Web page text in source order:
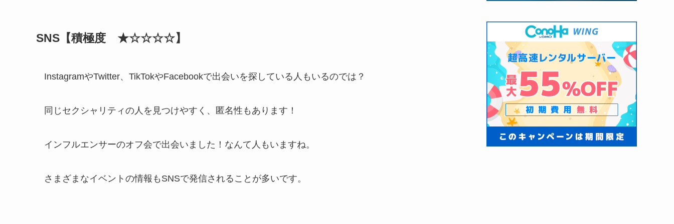
SNS【積極度 ★☆☆☆☆】
InstagramやTwitter、TikTokやFacebookで出会いを探している人もいるのでは？
同じセクシャリティの人を見つけやすく、匿名性もあります！
インフルエンサーのオフ会で出会いました！なんて人もいますね。
さまざまなイベントの情報もSNSで発信されることが多いです。